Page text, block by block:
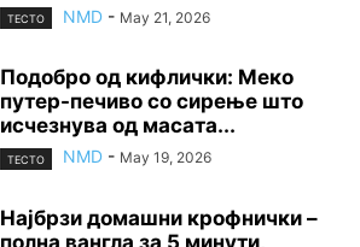
ТЕСТО NMD - May 21, 2026
Подобро од кифлички: Меко
путер-печиво со сирење што
исчезнува од масата...
ТЕСТО NMD - May 19, 2026
Најбрзи домашни крофнички –
полна вангла за 5 минути,